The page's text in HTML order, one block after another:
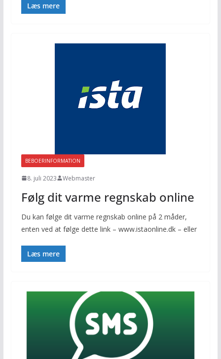
Læs mere
BEBOERINFORMATION
8. juli 2023 Webmaster
Følg dit varme regnskab online
Du kan følge dit varme regnskab online på 2 måder,
enten ved at følge dette link – www.istaonline.dk – eller
Læs mere